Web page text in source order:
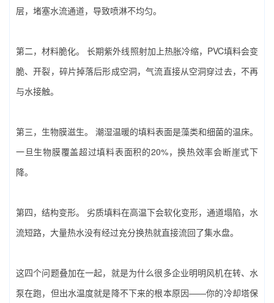
层，堵塞水流通道，导致喷淋不均匀。
第二，材料脆化。‌ 长期紫外线照射加上热胀冷缩，PVC填料会变
脆、开裂，碎片掉落后形成空洞，气流直接从空洞穿过去，不再
与水接触。
第三，生物膜滋生。‌ 潮湿温暖的填料表面是藻类和细菌的温床。
一旦生物膜覆盖超过填料表面积的20%，换热效率会断崖式下
降。
第四，结构变形。‌ 劣质填料在高温下会软化变形，通道塌陷，水
流短路，大量热水没有经过充分换热就直接流回了集水盘。
这四个问题叠加在一起，就是为什么很多企业明明风机在转、水
泵在跑，但出水温度就是降不下来的根本原因——你的‌冷却塔保